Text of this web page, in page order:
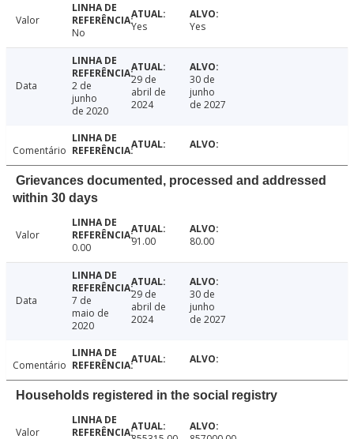
Valor
No
Yes Yes
Data
2 de
junho
de 2020
29 de
abril de
2024
30 de
junho
de 2027
Comentário
Grievances documented, processed and addressed
within 30 days
Valor
0.00
91.00 80.00
Data
7 de
maio de
2020
29 de
abril de
2024
30 de
junho
de 2027
Comentário
Households registered in the social registry
Valor